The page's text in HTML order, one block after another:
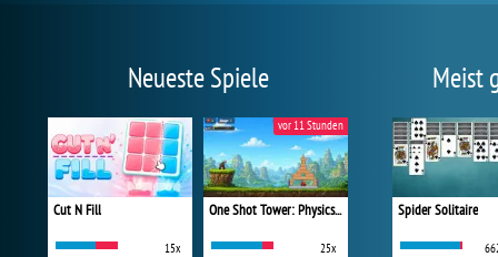
Neueste Spiele
Cut N Fill
15x
One Shot Tower: Physics Destroyer
25x
vor 11 Stunden
Meist
Spider Solitaire